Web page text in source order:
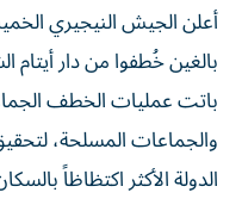
أعلن الجيش النيجيري
بالغين خُطفوا من دار أيتام
باتت عمليات الخطف
والجماعات المسلحة،
الدولة الأكثر اكتظاظاً